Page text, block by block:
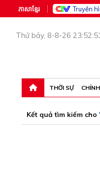
ភាសាខ្មែរ Truyền
Thứ bảy, 8-8-26
THỜI SỰ
Kết quả tìm kiếm cho